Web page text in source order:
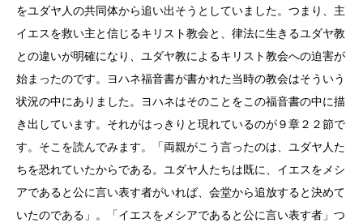
をユダヤ人の共同体から追い出そうとしていました。つまり、主
イエスを救い主と信じるキリスト教会と、律法に生きるユダヤ教
との違いが明確になり、ユダヤ教によるキリスト教会への迫害が
始まったのです。ヨハネ福音書が書かれた当時の教会はそういう
状況の中にありました。ヨハネはそのことをこの福音書の中に描
き出しています。それがはっきりと現れているのが９章２２節で
す。そこを読んでみます。「両親がこう言ったのは、ユダヤ人た
ちを恐れていたからである。ユダヤ人たちは既に、イエスをメシ
アであると公に言い表す者がいれば、会堂から追放すると決めて
いたのである」。「イエスをメシアであると公に言い表す者」つ